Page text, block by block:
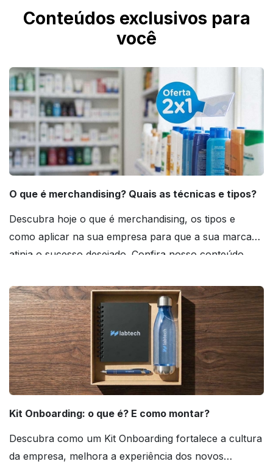
Conteúdos exclusivos para
você
O que é merchandising? Quais as técnicas e tipos?
Descubra hoje o que é merchandising, os tipos e
como aplicar na sua empresa para que a sua marca
atinja o sucesso desejado. Confira nosso conteúdo
Kit Onboarding: o que é? E como montar?
Descubra como um Kit Onboarding fortalece a cultura
da empresa, melhora a experiência dos novos